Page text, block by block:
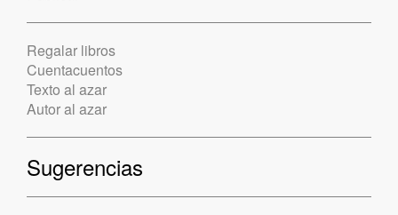
Regalar libros
Cuentacuentos
Texto al azar
Autor al azar
Sugerencias